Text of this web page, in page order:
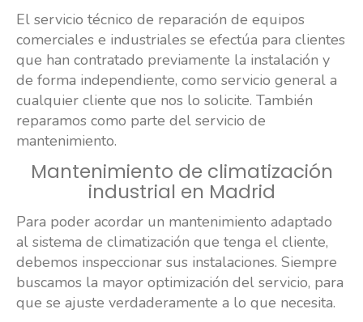
El servicio técnico de reparación de equipos
comerciales e industriales se efectúa para clientes
que han contratado previamente la instalación y
de forma independiente, como servicio general a
cualquier cliente que nos lo solicite. También
reparamos como parte del servicio de
mantenimiento.
Mantenimiento de climatización
industrial en Madrid
Para poder acordar un mantenimiento adaptado
al sistema de climatización que tenga el cliente,
debemos inspeccionar sus instalaciones. Siempre
buscamos la mayor optimización del servicio, para
que se ajuste verdaderamente a lo que necesita.